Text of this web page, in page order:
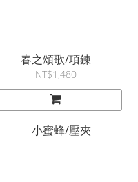
春之頌歌/項鍊
NT$1,480